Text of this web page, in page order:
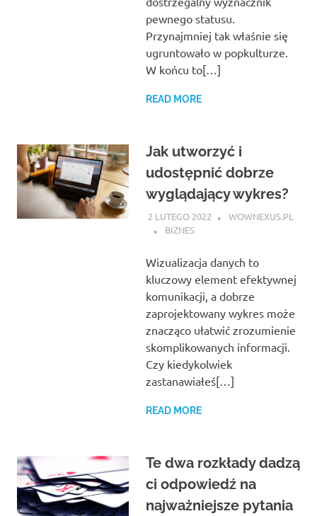
pewnego statusu.
Przynajmniej tak właśnie się
ugruntowało w popkulturze.
W końcu to[…]
READ MORE
Jak utworzyć i
udostępnić dobrze
wyglądający wykres?
2 LUTEGO 2022
WOWNEXUS.PL
BIZNES
Wizualizacja danych to
kluczowy element efektywnej
komunikacji, a dobrze
zaprojektowany wykres może
znacząco ułatwić zrozumienie
skomplikowanych informacji.
Czy kiedykolwiek
zastanawiałeś[…]
READ MORE
Te dwa rozkłady dadzą
ci odpowiedź na
najważniejsze pytania